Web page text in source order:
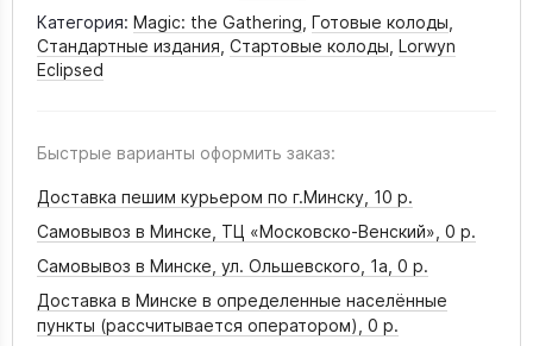
Категория: Magic: the Gathering Готовые колоды
Стандартные издания Стартовые колоды Lorwyn
Eclipsed
Быстрые варианты оформить заказ:
Доставка пешим курьером по г.Минску, 10 р.
Самовывоз в Минске, ТЦ «Московско-Венский», 0 р.
Самовывоз в Минске, ул. Ольшевского, 1а, 0 р.
Доставка в Минске в определенные населённые
пункты (рассчитывается оператором), 0 р.